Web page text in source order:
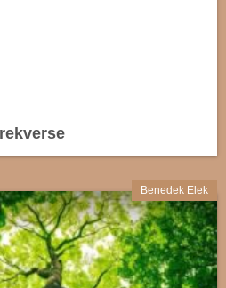
Benedek Elek